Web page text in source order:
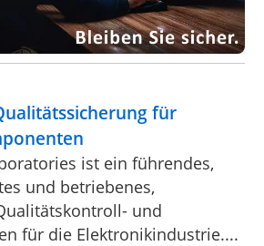
für
ist ein führendes,
und betriebenes,
und
für die Elektronikindustrie....